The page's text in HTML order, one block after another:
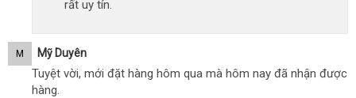
rất uy tín.
M Mỹ Duyên
Tuyệt vời, mới đặt hàng hôm qua mà hôm nay đã nhận được
hàng.